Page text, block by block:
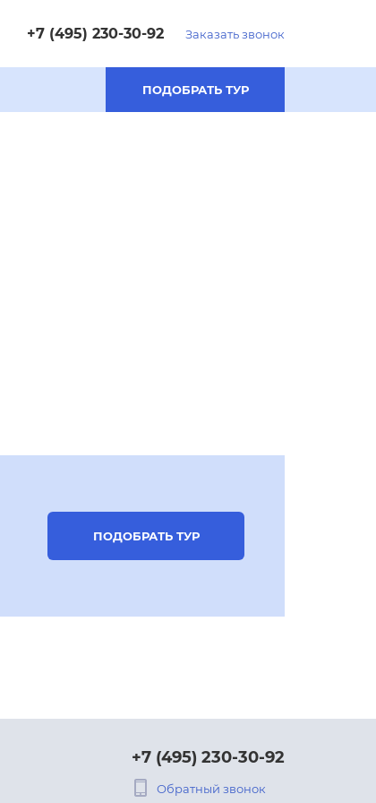
+7 (495) 230-30-92 Заказать звонок
ПОДОБРАТЬ ТУР
ПОДОБРАТЬ ТУР
+7 (495) 230-30-92
Обратный звонок